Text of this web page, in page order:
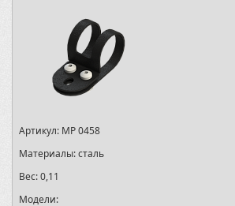
Артикул: MP 0458
Материалы:сталь
Вес:0,11
Модели: